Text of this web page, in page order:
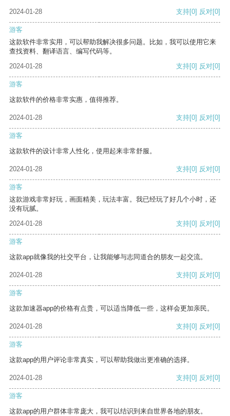
2024-01-28 支持[0] 反对[0]
游客
这款软件非常实用，可以帮助我解决很多问题。比如，我可以使用它来
查找资料、翻译语言、编写代码等。
2024-01-28
支持[0] 反对[0]
游客
这款软件的价格非常实惠，值得推荐。
2024-01-28 支持[0] 反对[0]
游客
这款软件的设计非常人性化，使用起来非常舒服。
2024-01-28 支持[0] 反对[0]
游客
这款游戏非常好玩，画面精美，玩法丰富。我已经玩了好几个小时，还
没有玩腻。
2024-01-28
支持[0] 反对[0]
游客
这款app就像我的社交平台，让我能够与志同道合的朋友一起交流。
2024-01-28 支持[0] 反对[0]
游客
这款加速器app的价格有点贵，可以适当降低一些，这样会更加亲民。
2024-01-28 支持[0] 反对[0]
游客
这款app的用户评论非常真实，可以帮助我做出更准确的选择。
2024-01-28 支持[0] 反对[0]
游客
这款app的用户群体非常庞大，我可以结识到来自世界各地的朋友。